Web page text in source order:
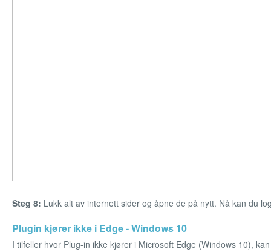
Steg 8: Lukk alt av internett sider og åpne de på nytt. Nå kan du
Plugin kjører ikke i Edge - Windows 10
I tilfeller hvor Plug-in ikke kjører i Microsoft Edge (Windows 10),